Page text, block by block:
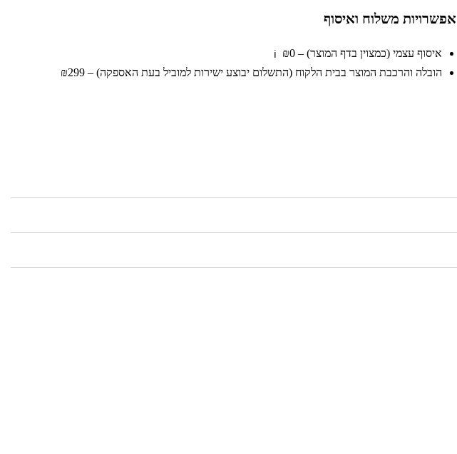
אפשרויות משלוח ואיסוף
איסוף עצמי (כמצוין בדף המוצר) – ₪0 ℹ️
הובלה והרכבת המוצר בבית הלקוח (התשלום יבוצע ישירות למוביל בעת האספקה) – ₪299